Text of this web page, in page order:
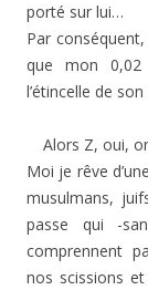
porté sur lui…
Par
que mon 0,02
l’étincelle de
Alors Z, oui,
Moi je rêve
musulmans,
passe qui -
comprennent
nos scissions